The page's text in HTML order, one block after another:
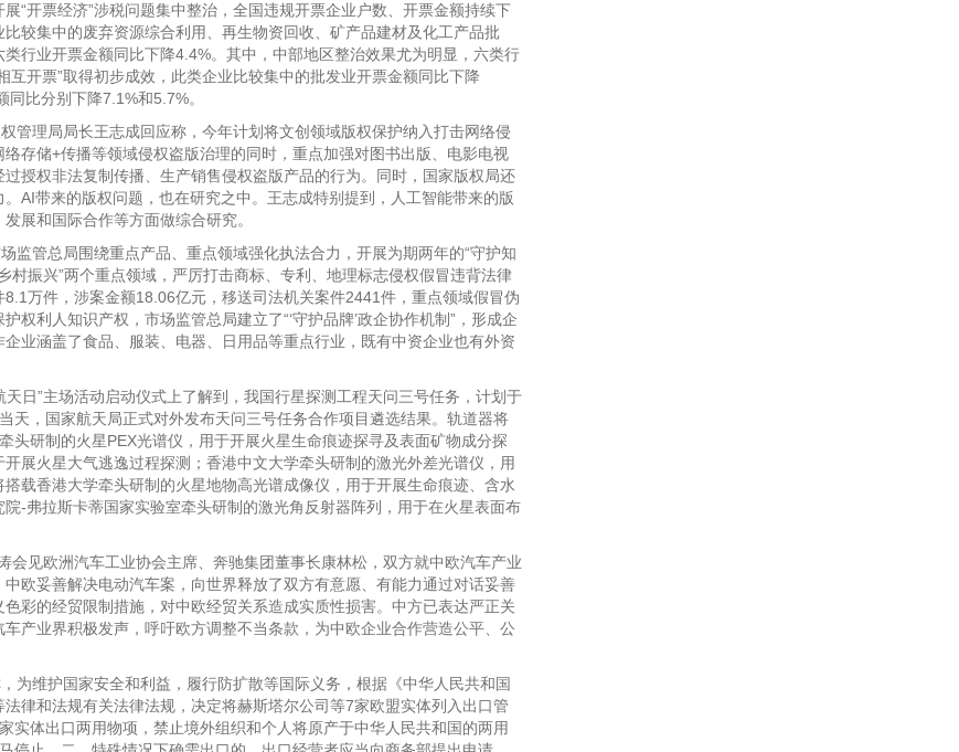
“开票经济”涉税问题集中整治，全国违规开票企业户数、开票金额持续下
较集中的废弃资源综合利用、再生物资回收、矿产品建材及化工产品批
行业开票金额同比下降4.4%。其中，中部地区整治效果尤为明显，六类行
互开票”取得初步成效，此类企业比较集中的批发业开票金额同比下降
比分别下降7.1%和5.7%。
理局局长王志成回应称，今年计划将文创领域版权保护纳入打击网络侵
存储+传播等领域侵权盗版治理的同时，重点加强对图书出版、电影电视
授权非法复制传播、生产销售侵权盗版产品的行为。同时，国家版权局还
AI带来的版权问题，也在研究之中。王志成特别提到，人工智能带来的版
展和国际合作等方面做综合研究。
管总局围绕重点产品、重点领域强化执法合力，开展为期两年的“守护知
村振兴”两个重点领域，严厉打击商标、专利、地理标志侵权假冒违背法律
万件，涉案金额18.06亿元，移送司法机关案件2441件，重点领域假冒伪
利人知识产权，市场监管总局建立了“‘守护品牌’政企协作机制”，形成企
业涵盖了食品、服装、电器、日用品等重点行业，既有中资企业也有外资
”主场活动启动仪式上了解到，我国行星探测工程天问三号任务，计划于
天，国家航天局正式对外发布天问三号任务合作项目遴选结果。轨道器将
头研制的火星PEX光谱仪，用于开展火星生命痕迹探寻及表面矿物成分探
展火星大气逃逸过程探测；香港中文大学牵头研制的激光外差光谱仪，用
载香港大学牵头研制的火星地物高光谱成像仪，用于开展生命痕迹、含水
-弗拉斯卡蒂国家实验室牵头研制的激光角反射器阵列，用于在火星表面布
见欧洲汽车工业协会主席、奔驰集团董事长康林松，双方就中欧汽车产业
欧妥善解决电动汽车案，向世界释放了双方有意愿、有能力通过对话妥善
彩的经贸限制措施，对中欧经贸关系造成实质性损害。中方已表达严正关
产业界积极发声，呼吁欧方调整不当条款，为中欧企业合作营造公平、公
维护国家安全和利益，履行防扩散等国际义务，根据《中华人民共和国
律和法规有关法律法规，决定将赫斯塔尔公司等7家欧盟实体列入出口管
实体出口两用物项，禁止境外组织和个人将原产于中华人民共和国的两用